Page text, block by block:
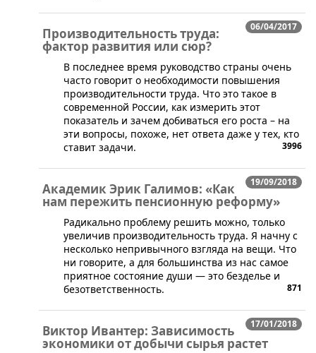
06/04/2017
Производительность труда:
фактор развития или сюр?
В последнее время руководство страны очень
часто говорит о необходимости повышения
производительности труда. Что это такое в
современной России, как измерить этот
показатель и зачем добиваться его роста – на
эти вопросы, похоже, нет ответа даже у тех, кто
ставит задачи.
3996
19/09/2018
Академик Эрик Галимов: «Как
нам пережить пенсионную реформу»
​Радикально проблему решить можно, только
увеличив производительность труда. Я начну с
несколько непривычного взгляда на вещи. Что
ни говорите, а для большинства из нас самое
приятное состояние души — это безделье и
безответственность.
871
17/01/2018
Виктор Ивантер: Зависимость
экономики от добычи сырья растет